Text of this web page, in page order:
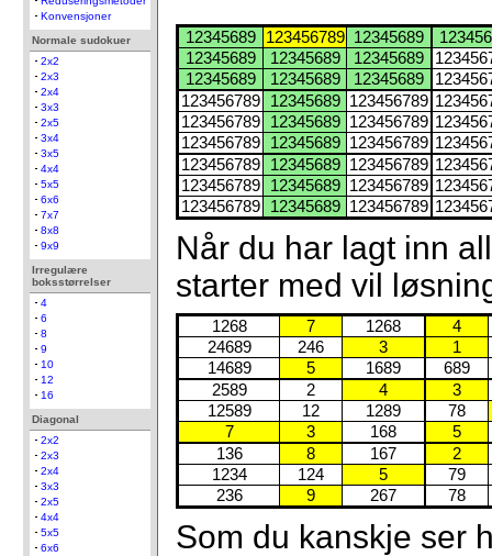
Konvensjoner
Normale sudokuer
2x2
2x3
2x4
3x3
2x5
3x4
3x5
4x4
5x5
6x6
7x7
8x8
9x9
Irregulære
boksstørrelser
4
6
8
9
10
12
16
Diagonal
2x2
2x3
2x4
3x3
2x5
4x4
5x5
6x6
12345689 123456789 12345689
12345689
12345689 12345689
12345689
12345689 12345689
123456789
12345689 123456789
123456789
12345689 123456789
123456789
12345689 123456789
123456789
12345689 123456789
123456789
12345689 123456789
123456789
12345689 123456789
Når du har lagt inn
starter med vil
1268 7 1268
4
24689
246 3
1
14689
5 1689
689
2589
2 4
3
12589
12 1289
78
7
3 168
5
136
8 167
2
1234
124 5
79
236
9 267 78
Som du kanskje ser